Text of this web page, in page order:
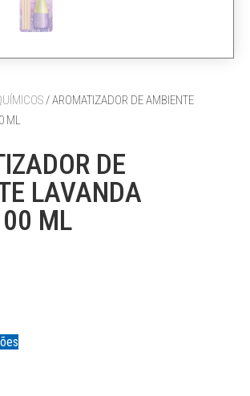
/ AROMATIZADOR DE AMBIENTE
ML
DE
LAVANDA
ML